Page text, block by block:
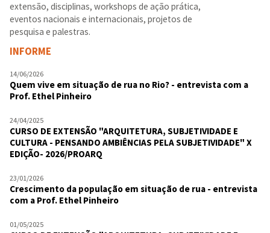
extensão, disciplinas, workshops de ação prática,
eventos nacionais e internacionais, projetos de
pesquisa e palestras.
INFORME
14/06/2026
Quem vive em situação de rua no Rio? - entrevista com a
Prof. Ethel Pinheiro
24/04/2025
CURSO DE EXTENSÃO "ARQUITETURA, SUBJETIVIDADE E
CULTURA - PENSANDO AMBIÊNCIAS PELA SUBJETIVIDADE" X
EDIÇÃO- 2026/PROARQ
23/01/2026
Crescimento da população em situação de rua - entrevista
com a Prof. Ethel Pinheiro
01/05/2025